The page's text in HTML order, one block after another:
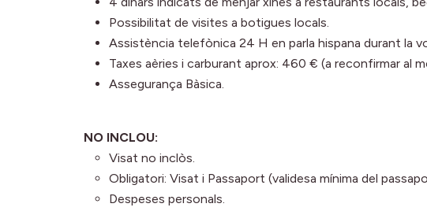
Possibilitat de visites a botigues locals.
Assistència telefònica 24 H en parla hispana durant la
Taxes aèries i carburant aprox: 460 € (a reconfirmar al
Assegurança Bàsica.
NO INCLOU:
Visat no inclòs.
Obligatori: Visat i Passaport (validesa mínima del
Despeses personals.